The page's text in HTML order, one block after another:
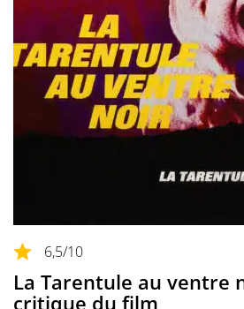
6,5/10
La Tarentule au ventre
critique du film